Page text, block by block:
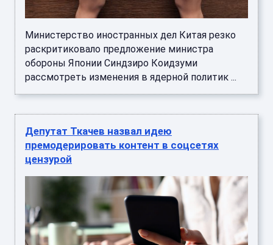
Министерство иностранных дел Китая резко
раскритиковало предложение министра
обороны Японии Синдзиро Коидзуми
рассмотреть изменения в ядерной политик ...
Депутат Ткачев назвал идею
премодерировать контент в соцсетях
цензурой